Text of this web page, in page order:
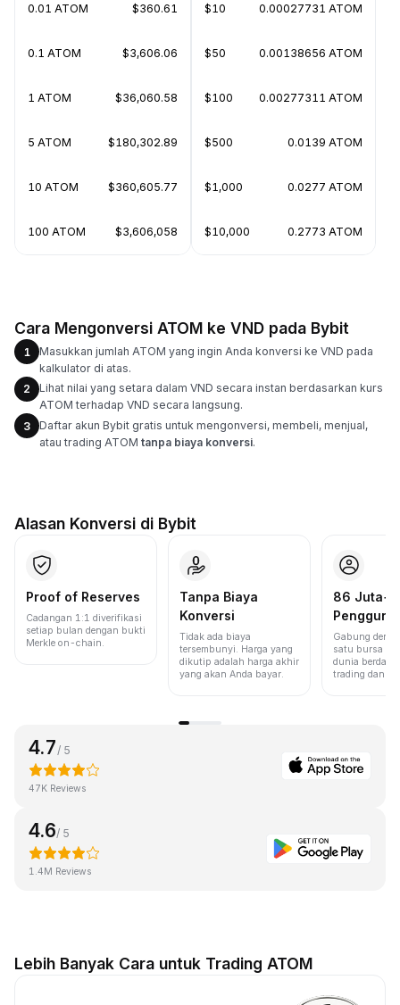
0.01 ATOM $360.61
0.1 ATOM $3,606.06
1 ATOM $36,060.58
5 ATOM $180,302.89
10 ATOM $360,605.77
100 ATOM $3,606,058
$10 0.00027731 ATOM
$50 0.00138656 ATOM
$100 0.00277311 ATOM
$500 0.0139 ATOM
$1,000 0.0277 ATOM
$10,000 0.2773 ATOM
Cara Mengonversi ATOM ke VND pada Bybit
1
Masukkan jumlah ATOM yang ingin Anda konversi ke VND pada
kalkulator di atas.
2
Lihat nilai yang setara dalam VND secara instan berdasarkan kurs
ATOM terhadap VND secara langsung.
3
Daftar akun Bybit gratis untuk mengonversi, membeli, menjual,
atau trading ATOM tanpa biaya konversi.
Alasan Konversi di Bybit
Proof of Reserves
Cadangan 1:1 diverifikasi
setiap bulan dengan bukti
Merkle on-chain.
Tanpa Biaya
Konversi
Tidak ada biaya
tersembunyi. Harga yang
dikutip adalah harga akhir
yang akan Anda bayar.
86 Juta+
Pengguna
Gabung
satu bursa
dunia
trading dan
4.7 / 5
47K Reviews
4.6/ 5
1.4M Reviews
Lebih Banyak Cara untuk Trading ATOM